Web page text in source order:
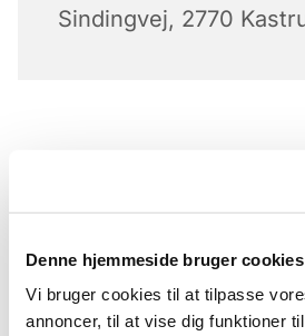
Denne hjemmeside bruger cookies
Vi bruger cookies til at tilpasse
annoncer, til at vise dig funktioner
Sindingvej, 2770